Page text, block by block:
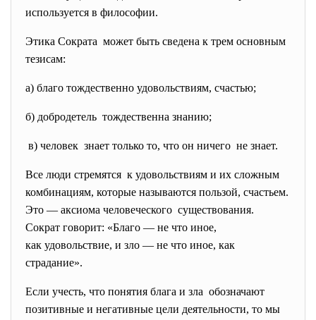
используется в философии.
Этика Сократа может быть сведена к трем основным
тезисам:
а) благо тождественно удовольствиям, счастью;
б) добродетель тождественна знанию;
в) человек знает только то, что он ничего не знает.
Все люди стремятся к удовольствиям и их сложным
комбинациям, которые называются пользой, счастьем.
Это — аксиома человеческого существования.
Сократ говорит: «Благо — не что иное,
как удовольствие, и зло — не что иное, как
страдание».
Если учесть, что понятия блага и зла обозначают
позитивные и негативные цели деятельности, то мы